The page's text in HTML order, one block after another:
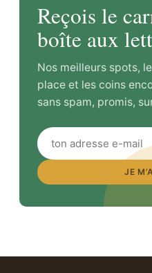
Reçois le
boîte aux
Nos meilleurs spots,
place et les coins
sans spam, promis,
JE